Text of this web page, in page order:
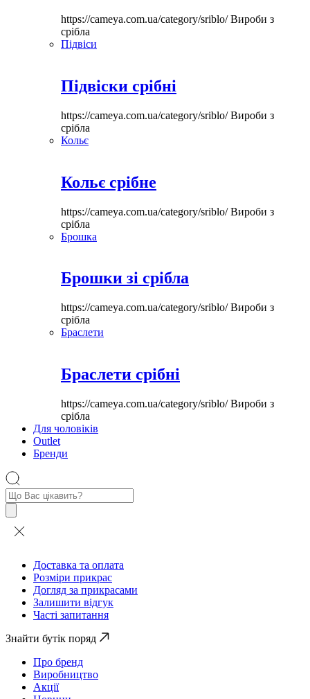
https://cameya.com.ua/category/sriblo/Вироби з
срібла
Підвіси
Підвіски срібні
https://cameya.com.ua/category/sriblo/Вироби з
срібла
Кольє
Кольє срібне
https://cameya.com.ua/category/sriblo/Вироби з
срібла
Брошка
Брошки зі срібла
https://cameya.com.ua/category/sriblo/Вироби з
срібла
Браслети
Браслети срібні
https://cameya.com.ua/category/sriblo/Вироби з
срібла
Для чоловіків
Outlet
Бренди
Пошук
товарів
Доставка та оплата
Розміри прикрас
Догляд за прикрасами
Залишити відгук
Часті запитання
Знайти бутік поряд
Про бренд
Виробництво
Акції